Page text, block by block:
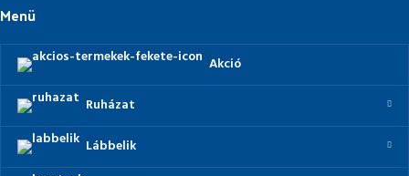
Menü
Akció
Ruházat
Lábbelik